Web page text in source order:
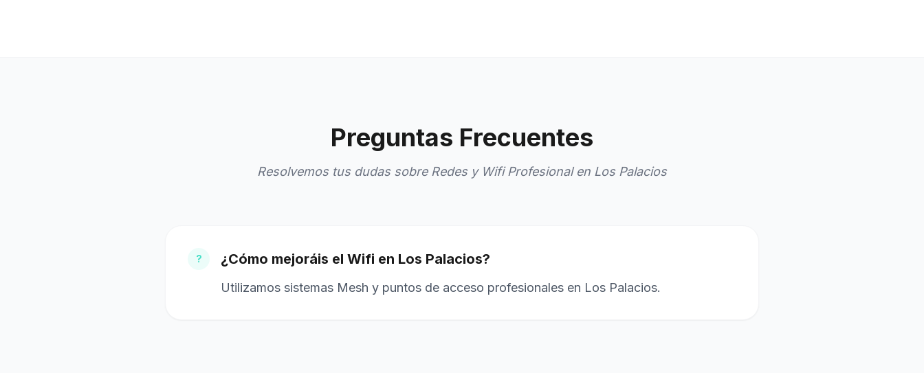
Preguntas Frecuentes
Resolvemos tus dudas sobre Redes y Wifi Profesional en Los Palacios
? ¿Cómo mejoráis el Wifi en Los Palacios?
Utilizamos sistemas Mesh y puntos de acceso profesionales en Los Palacios.